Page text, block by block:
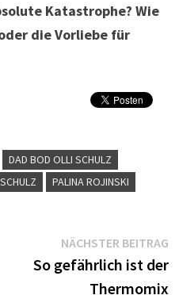
Katastrophe? Wie
die Vorliebe für
DAD BOD OLLI SCHULZ
PALINA ROJINSKI
NÄCHSTER BEITRAG
So gefährlich ist der
Thermomix